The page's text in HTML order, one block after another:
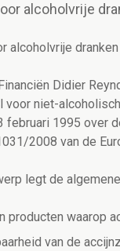
alcoholvrije
alcoholvrije
Didier
niet-
februari 1995 over
2008 van de
legt de
producten waarop
van de